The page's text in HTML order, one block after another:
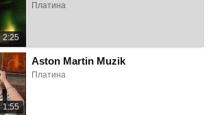
2:25
Платина
1:55
Aston Martin Muzik
Платина